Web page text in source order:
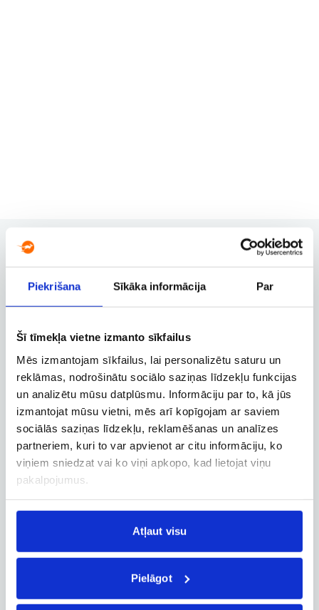
Piekrišana Sīkāka informācija Par
Šī tīmekļa vietne izmanto sīkfailus
Mēs izmantojam sīkfailus, lai personalizētu saturu un
reklāmas, nodrošinātu sociālo saziņas līdzekļu funkcijas
un analizētu mūsu datplūsmu. Informāciju par to, kā jūs
izmantojat mūsu vietni, mēs arī kopīgojam ar saviem
sociālās saziņas līdzekļu, reklamēšanas un analīzes
partneriem, kuri to var apvienot ar citu informāciju, ko
viņiem sniedzat vai ko viņi apkopo, kad lietojat viņu
pakalpojumus.
Atļaut visu
Pielāgot
Užsakymų valdymas
Užsakymo keitimas, atšaukimas ir
Verslo paskyra
Verslo, tarnybinių ir darbostogų
skrydžių užsakymai
Skrydžio sekimas
Skrydžio būsenos ir kitos aktualios
informacijos sekimas realiuoju laiku
Pigių skrydžių paieška ir lėktuvo bilietų
užsakymas